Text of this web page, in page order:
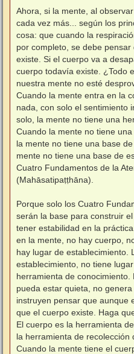
Ahora, si la mente, al
cada vez más... según los
cosa: que cuando la
por completo, se debe
existe. Si el cuerpo va a
cuerpo todavía existe. ¿Todo
nuestra mente no esté
Cuando la mente entra en la
nada, con solo el sentimiento
solo, la mente no tiene una
Cuando la mente no tiene
la mente no tiene una base
mente no tiene una base de
Cuatro Fundamentos de la
(Mahāsatipaṭṭhāna).
Porque solo los Cuatro
serán la base para construir
tener estabilidad en la
en la mente, no hay cuerpo,
hay lugar de establecimiento.
establecimiento, no tiene
herramienta de
pueda estar quieta, no
instruyen pensar que aunque
que el cuerpo existe. Haga
El cuerpo es la herramienta
la herramienta de recolección
Cuando la mente tiene el